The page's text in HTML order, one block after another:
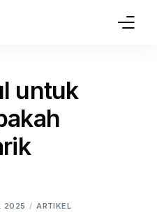
untuk
2025 ARTIKEL